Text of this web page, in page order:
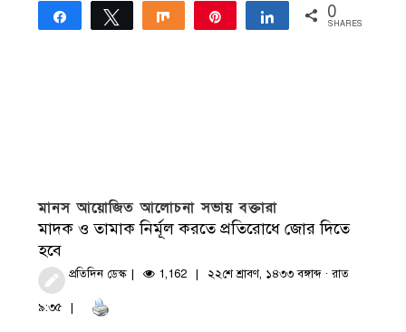
Share Tweet Share Share 0
SHARES
মানস আয়োজিত আলোচনা সভায় বক্তারা
মাদক ও তামাক নির্মূল করতে প্রতিরোধে জোর দিতে
হবে
প্রতিদিন ডেস্ক 1,162 ২২শে শ্রাবণ, ১৪৩৩ বঙ্গাব্দ · রাত
৯:৩৫